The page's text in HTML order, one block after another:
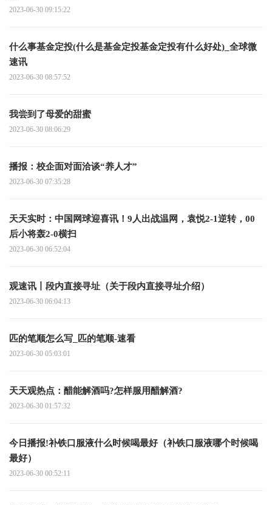
2023-06-30 09:15:22
什么事基金定投(什么是基金定投基金定投有什么好处)_全球微
速讯
2023-06-30 08:57:52
我尝到了母爱的甜蜜
2023-06-30 08:06:29
播报：校企面对面洽谈“养人才”
2023-06-30 07:35:28
天天实时：中国网球迎喜讯！9人出战温网，袁悦2-1逆转，00
后小将轰2-0横扫
2023-06-30 06:52:04
观速讯丨段内直接寻址（关于段内直接寻址介绍）
2023-06-30 06:04:13
匹的笔顺怎么写_匹的笔顺-速看
2023-06-30 05:03:01
天天观热点：醋能解酒吗?怎样服用醋解酒?
2023-06-30 01:57:32
今日播报!补铁口服液什么时候喝最好（补铁口服液哪个时候喝
最好）
2023-06-30 00:52:11